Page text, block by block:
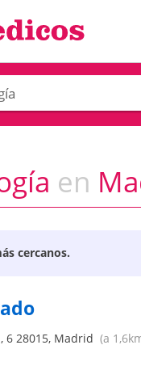
en
cercanos.
6 28015, Madrid (a